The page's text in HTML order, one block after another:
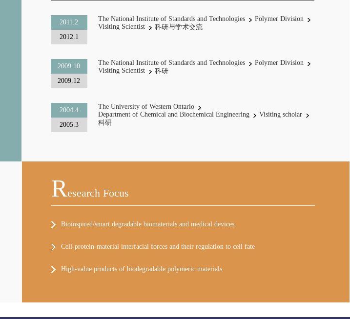
2011.2
2012.1
The National Institute of Standards and Technologies
Polymer Division
Visiting Scientist
科研与学术交流
2009.10
2009.12
The National Institute of Standards and Technologies
Polymer Division
Visiting Scientist
科研
2004.4
2005.3
The University of Western Ontario
Department of Chemical and Biochemical Engineering
Visiting scholar
科研
REsearch Focus
Bioinspired/smart degradable biomaterials and medical devices
Cell-protein-material interfacial forces and their regulation to cell fate
High-value products of biodegradable polymeric materials